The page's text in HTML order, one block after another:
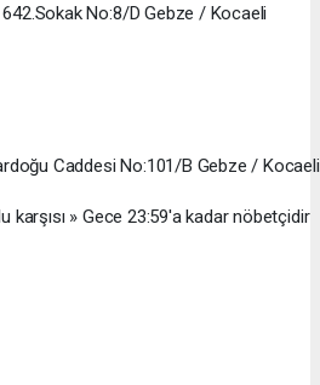
No:8/D Gebze / Kocaeli
Caddesi No:101/B Gebze / Kocaeli
karşısı » Gece 23:59'a kadar nöbetçidir